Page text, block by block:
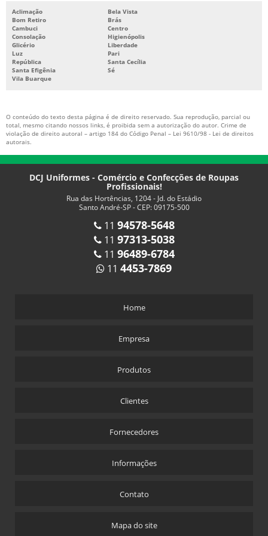
UNIFORMES RESTAURANTE PERSONALIZADOS
UNIFORMES SOCIAIS SP
BONÉS PROFISSIONAIS
FABRICA DE BONÉS PERSONALIZADOS SP
CALÇADOS PROFISSIONAIS SP
CAMISA POLO UNIFORME PREÇO
Aclimação
Bela Vista
Bom Retiro
Brás
Cambuci
Centro
Consolação
Higienópolis
Glicério
Liberdade
Luz
Pari
República
Santa Cecília
Santa Efigênia
Sé
Vila Buarque
O conteúdo do texto desta página é de direito reservado. Sua reprodução, parcial ou
total, mesmo citando nossos links, é proibida sem a autorização do autor. Crime de
violação de direito autoral – artigo 184 do Código Penal – Lei 9610/98 - Lei de direitos
autorais.
DCJ Uniformes - Comércio e Confecções de Roupas
Profissionais!
Rua das Hortências, 1204 - Jd. do Estádio
Santo André-SP - CEP: 09175-500
11 94578-5648
11 97313-5038
11 96489-6784
11 4453-7869
Home
Empresa
Produtos
Clientes
Fornecedores
Informações
Contato
Mapa do site